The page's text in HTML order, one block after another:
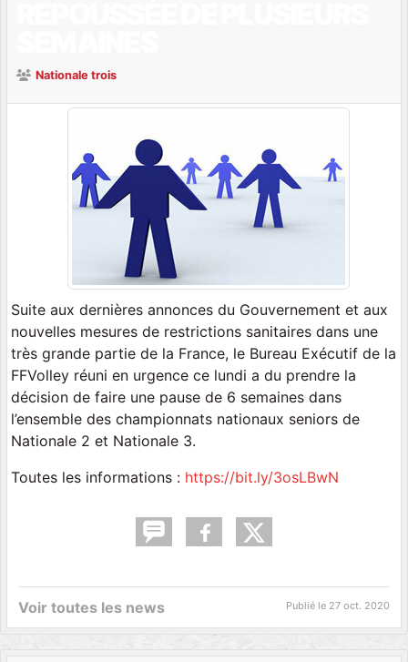
Nationale trois
Suite aux dernières annonces du Gouvernement et aux
nouvelles mesures de restrictions sanitaires dans une
très grande partie de la France, le Bureau Exécutif de la
FFVolley réuni en urgence ce lundi a du prendre la
décision de faire une pause de 6 semaines dans
l’ensemble des championnats nationaux seniors de
Nationale 2 et Nationale 3.
Toutes les informations : https://bit.ly/3osLBwN
Voir toutes les news Publié le 27 oct. 2020